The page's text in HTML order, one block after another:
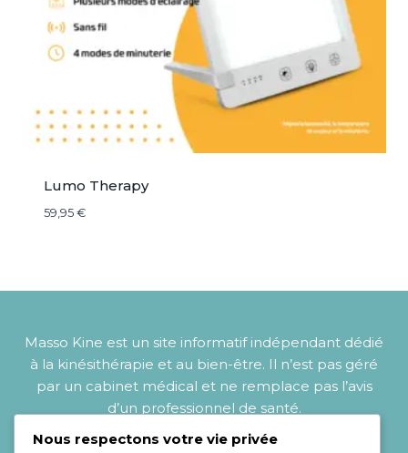
Lumo Therapy
59,95 €
Masso Kine est un site informatif indépendant dédié
à la kinésithérapie et au bien-être. Il n’est pas géré
par un cabinet médical et ne remplace pas l’avis
d’un professionnel de santé.
Nous respectons votre vie privée